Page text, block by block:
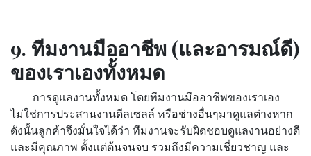
9. ทีมงานมืออาชีพ (และอารมณ์ดี)
ของเราเองทั้งหมด
การดูแลงานทั้งหมด โดยทีมงานมืออาชีพของเราเอง
ไม่ใช่การประสานงานดีลเซลล์ หรือช่างอื่นๆมาดูแลต่างหาก
ดังนั้นลูกค้าจึงมั่นใจได้ว่า ทีมงานจะรับผิดชอบดูแลงานอย่างดี
และมีคุณภาพ ตั้งแต่ต้นจนจบ รวมถึงมีความเชี่ยวชาญ และ